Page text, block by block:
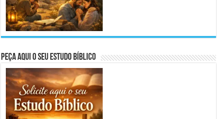
Peça aqui o seu Estudo Bíblico